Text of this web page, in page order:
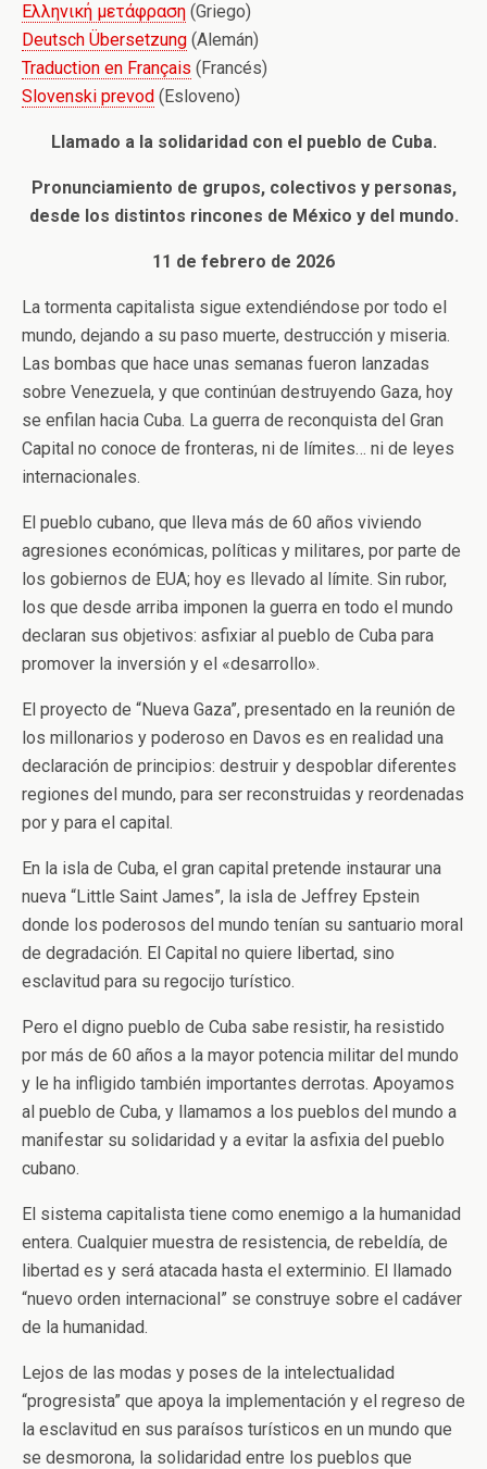
Ελληνική μετάφραση (Griego)
Deutsch Übersetzung (Alemán)
Traduction en Français (Francés)
Slovenski prevod (Esloveno)
Llamado a la solidaridad con el pueblo de Cuba.
Pronunciamiento de grupos, colectivos y personas,
desde los distintos rincones de México y del mundo.
11 de febrero de 2026
La tormenta capitalista sigue extendiéndose por todo el
mundo, dejando a su paso muerte, destrucción y miseria.
Las bombas que hace unas semanas fueron lanzadas
sobre Venezuela, y que continúan destruyendo Gaza, hoy
se enfilan hacia Cuba. La guerra de reconquista del Gran
Capital no conoce de fronteras, ni de límites… ni de leyes
internacionales.
El pueblo cubano, que lleva más de 60 años viviendo
agresiones económicas, políticas y militares, por parte de
los gobiernos de EUA; hoy es llevado al límite. Sin rubor,
los que desde arriba imponen la guerra en todo el mundo
declaran sus objetivos: asfixiar al pueblo de Cuba para
promover la inversión y el «desarrollo».
El proyecto de “Nueva Gaza”, presentado en la reunión de
los millonarios y poderoso en Davos es en realidad una
declaración de principios: destruir y despoblar diferentes
regiones del mundo, para ser reconstruidas y reordenadas
por y para el capital.
En la isla de Cuba, el gran capital pretende instaurar una
nueva “Little Saint James”, la isla de Jeffrey Epstein
donde los poderosos del mundo tenían su santuario moral
de degradación. El Capital no quiere libertad, sino
esclavitud para su regocijo turístico.
Pero el digno pueblo de Cuba sabe resistir, ha resistido
por más de 60 años a la mayor potencia militar del mundo
y le ha infligido también importantes derrotas. Apoyamos
al pueblo de Cuba, y llamamos a los pueblos del mundo a
manifestar su solidaridad y a evitar la asfixia del pueblo
cubano.
El sistema capitalista tiene como enemigo a la humanidad
entera. Cualquier muestra de resistencia, de rebeldía, de
libertad es y será atacada hasta el exterminio. El llamado
“nuevo orden internacional” se construye sobre el cadáver
de la humanidad.
Lejos de las modas y poses de la intelectualidad
“progresista” que apoya la implementación y el regreso de
la esclavitud en sus paraísos turísticos en un mundo que
se desmorona, la solidaridad entre los pueblos que